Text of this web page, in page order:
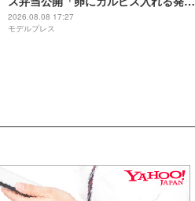
がすごい」「彩り綺麗」と反響
2026.08.08 17:27
モデルプレス